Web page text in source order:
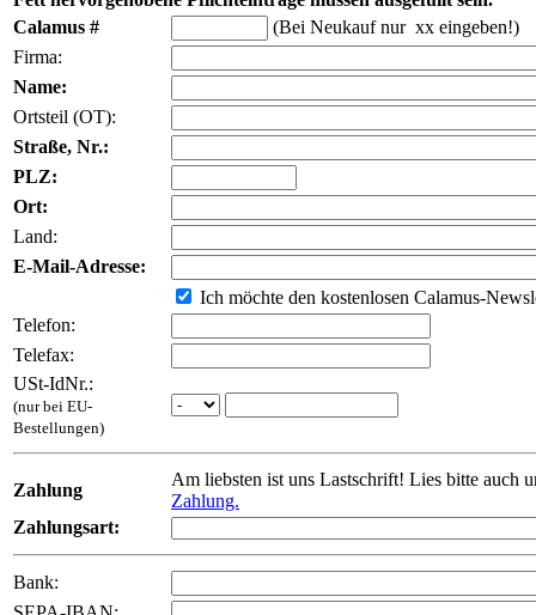
Calamus #
(Bei Neukauf nur xx eingeben!)
Firma:
Name:
Ortsteil (OT):
Straße, Nr.:
PLZ:
Ort:
Land:
E-Mail-Adresse:
Ich möchte den kostenlosen Calamus-
Telefon:
Telefax:
USt-IdNr.:
(nur bei EU-
Bestellungen)
Zahlung
Am liebsten ist uns Lastschrift! Lies bitte auch
Zahlung.
Zahlungsart:
Bank: